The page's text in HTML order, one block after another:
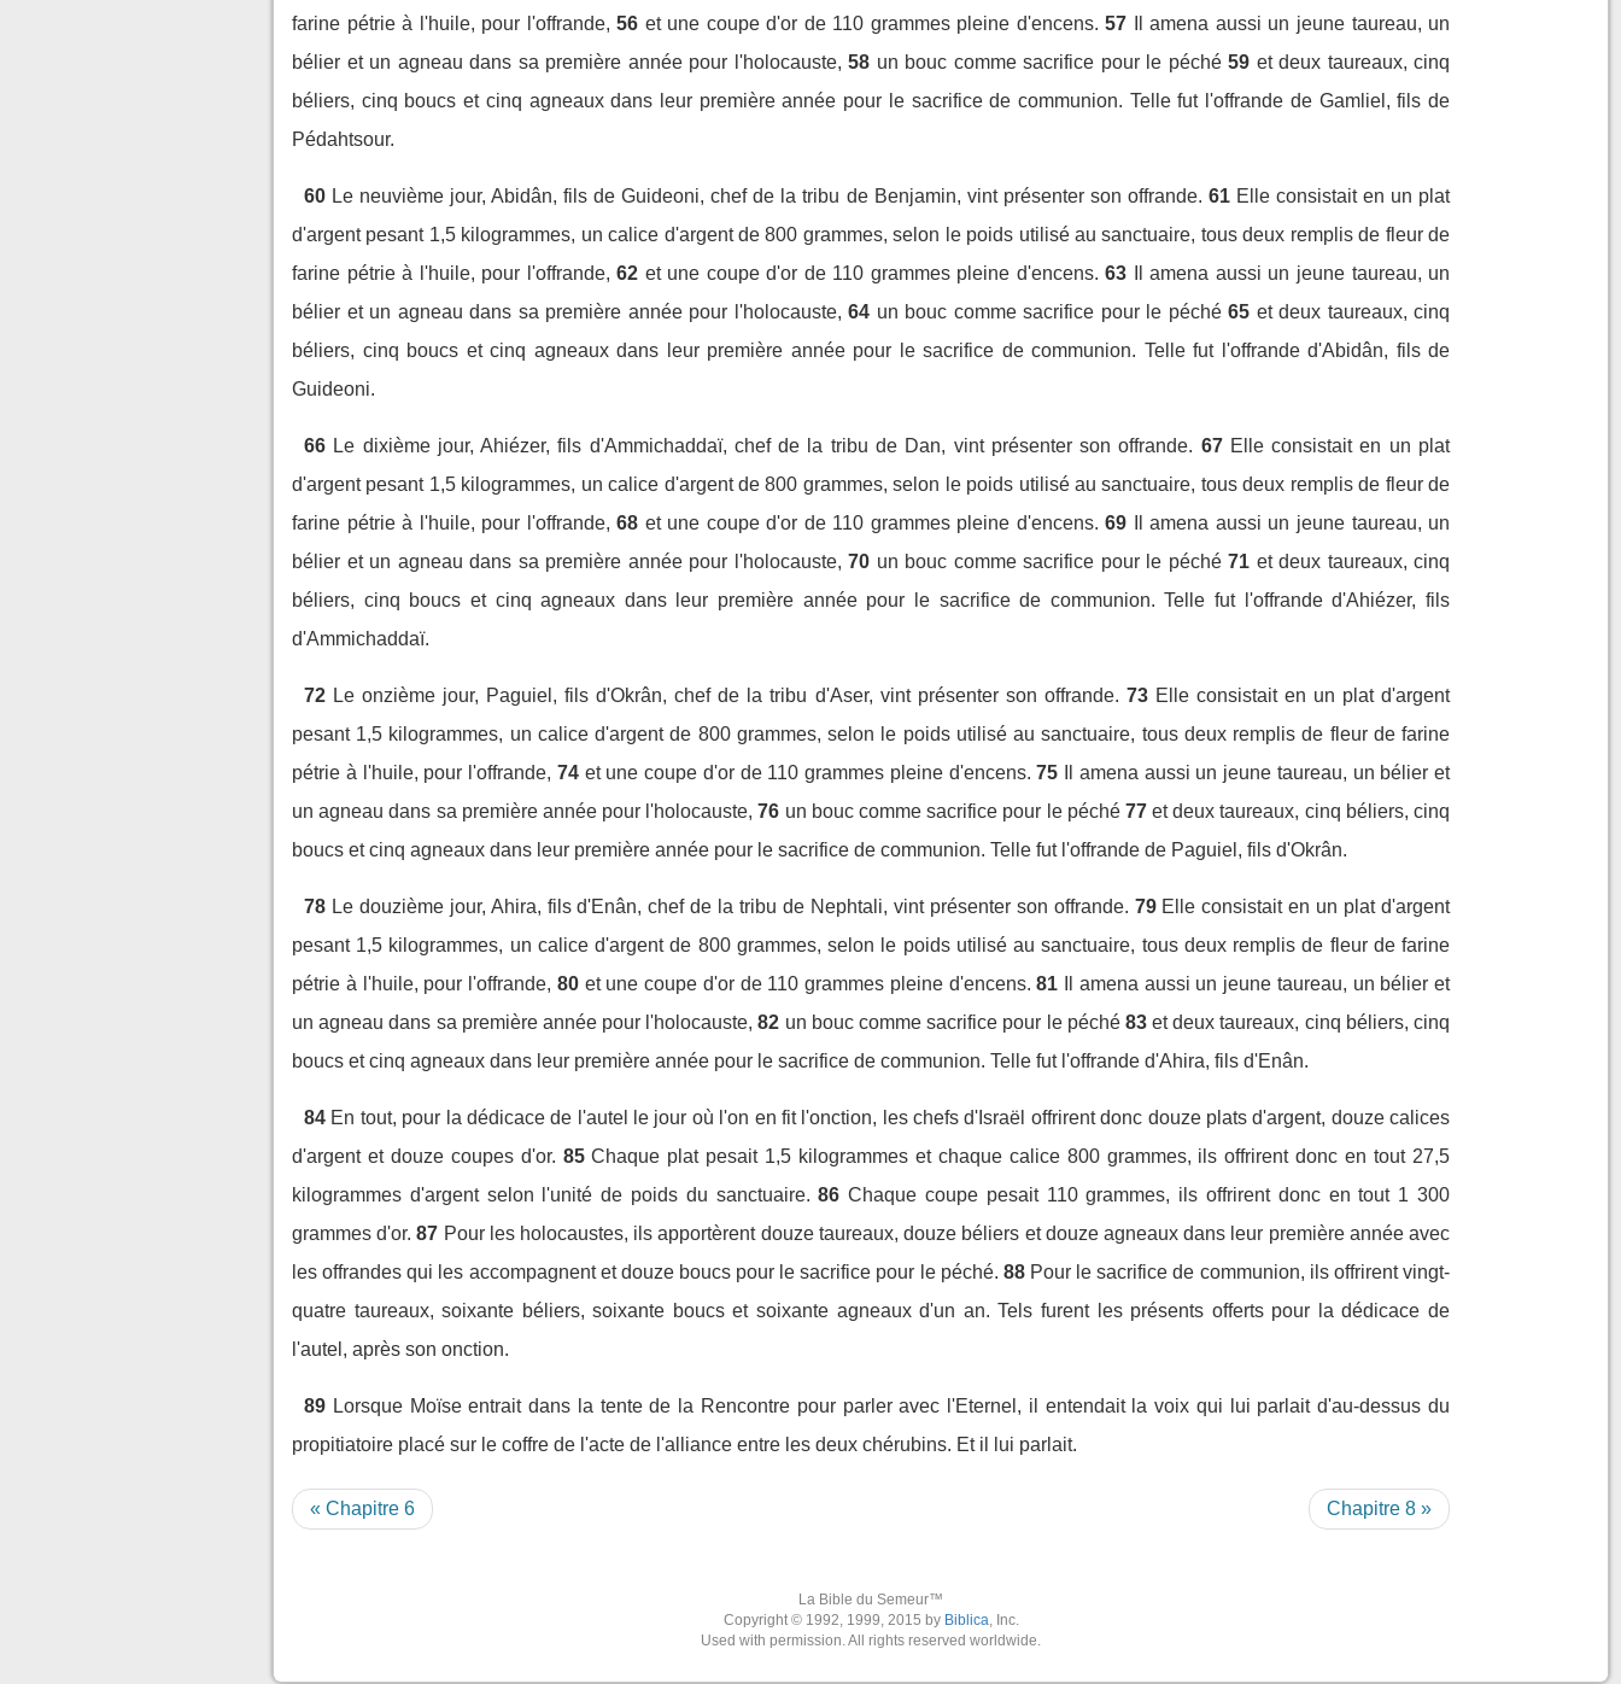
farine pétrie à l'huile, pour l'offrande, 56 et une coupe d'or de 110 grammes pleine d'encens. 57
Il amena aussi un jeune taureau, un
bélier et un agneau dans sa première année pour l'holocauste, 58 un bouc comme sacrifice pour le péché 59 et deux taureaux, cinq
béliers, cinq boucs et cinq agneaux dans leur première année pour le sacrifice de communion. Telle fut l'offrande de Gamliel, fils de
Pédahtsour.
60 Le neuvième jour, Abidân, fils de Guideoni, chef de la tribu de Benjamin, vint présenter son offrande. 61 Elle consistait en un plat
d'argent pesant 1,5 kilogrammes, un calice d'argent de 800 grammes, selon le poids utilisé au sanctuaire, tous deux remplis de fleur de
farine pétrie à l'huile, pour l'offrande, 62 et une coupe d'or de 110 grammes pleine d'encens. 63
Il amena aussi un jeune taureau, un
bélier et un agneau dans sa première année pour l'holocauste, 64 un bouc comme sacrifice pour le péché 65 et deux taureaux, cinq
béliers, cinq boucs et cinq agneaux dans leur première année pour le sacrifice de communion. Telle fut l'offrande d'Abidân, fils de
Guideoni.
66 Le dixième jour, Ahiézer, fils d'Ammichaddaï, chef de la tribu de Dan, vint présenter son offrande. 67 Elle consistait en un plat
d'argent pesant 1,5 kilogrammes, un calice d'argent de 800 grammes, selon le poids utilisé au sanctuaire, tous deux remplis de fleur de
farine pétrie à l'huile, pour l'offrande, 68 et une coupe d'or de 110 grammes pleine d'encens. 69
Il amena aussi un jeune taureau, un
bélier et un agneau dans sa première année pour l'holocauste, 70 un bouc comme sacrifice pour le péché 71 et deux taureaux, cinq
béliers, cinq boucs et cinq agneaux dans leur première année pour le sacrifice de communion. Telle fut l'offrande d'Ahiézer, fils
d'Ammichaddaï.
72 Le onzième jour, Paguiel, fils d'Okrân, chef de la tribu d'Aser, vint présenter son offrande. 73 Elle consistait en un plat d'argent
pesant 1,5 kilogrammes, un calice d'argent de 800 grammes, selon le poids utilisé au sanctuaire, tous deux remplis de fleur de farine
pétrie à l'huile, pour l'offrande, 74 et une coupe d'or de 110 grammes pleine d'encens. 75
Il amena aussi un jeune taureau, un bélier et
un agneau dans sa première année pour l'holocauste, 76 un bouc comme sacrifice pour le péché 77 et deux taureaux, cinq béliers, cinq
boucs et cinq agneaux dans leur première année pour le sacrifice de communion. Telle fut l'offrande de Paguiel, fils d'Okrân.
78 Le douzième jour, Ahira, fils d'Enân, chef de la tribu de Nephtali, vint présenter son offrande. 79 Elle consistait en un plat d'argent
pesant 1,5 kilogrammes, un calice d'argent de 800 grammes, selon le poids utilisé au sanctuaire, tous deux remplis de fleur de farine
pétrie à l'huile, pour l'offrande, 80 et une coupe d'or de 110 grammes pleine d'encens. 81
Il amena aussi un jeune taureau, un bélier et
un agneau dans sa première année pour l'holocauste, 82 un bouc comme sacrifice pour le péché 83 et deux taureaux, cinq béliers, cinq
boucs et cinq agneaux dans leur première année pour le sacrifice de communion. Telle fut l'offrande d'Ahira, fils d'Enân.
84 En tout, pour la dédicace de l'autel le jour où l'on en fit l'onction, les chefs d'Israël offrirent donc douze plats d'argent, douze calices
d'argent et douze coupes d'or. 85 Chaque plat pesait 1,5 kilogrammes et chaque calice 800 grammes, ils offrirent donc en tout 27,5
kilogrammes d'argent selon l'unité de poids du sanctuaire. 86 Chaque coupe pesait 110 grammes, ils offrirent donc en tout 1 300
grammes d'or. 87 Pour les holocaustes, ils apportèrent douze taureaux, douze béliers et douze agneaux dans leur première année avec
les offrandes qui les accompagnent et douze boucs pour le sacrifice pour le péché. 88 Pour le sacrifice de communion, ils offrirent vingt-
quatre taureaux, soixante béliers, soixante boucs et soixante agneaux d'un an. Tels furent les présents offerts pour la dédicace de
l'autel, après son onction.
89 Lorsque Moïse entrait dans la tente de la Rencontre pour parler avec l'Eternel, il entendait la voix qui lui parlait d'au-dessus du
propitiatoire placé sur le coffre de l'acte de l'alliance entre les deux chérubins. Et il lui parlait.
« Chapitre 6 Chapitre 8 »
La Bible du Semeur™
Copyright © 1992, 1999, 2015 by Biblica, Inc.
Used with permission. All rights reserved worldwide.